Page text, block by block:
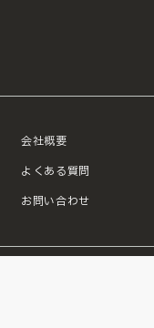
会社概要
よくある質問
お問い合わせ